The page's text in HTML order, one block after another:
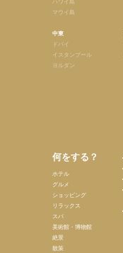
ハワイ島
マウイ島
中東
ドバイ
イスタンブール
ヨルダン
何をする？
ホテル
グルメ
ショッピング
リラックス
スパ
美術館・博物館
絶景
散策